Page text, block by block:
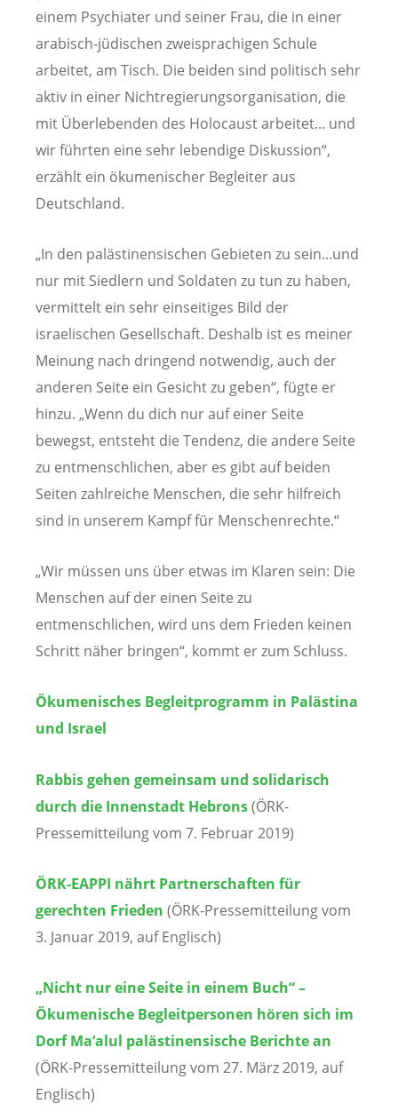
einem Psychiater und seiner Frau, die in einer
arabisch-jüdischen zweisprachigen Schule
arbeitet, am Tisch. Die beiden sind politisch sehr
aktiv in einer Nichtregierungsorganisation, die
mit Überlebenden des Holocaust arbeitet... und
wir führten eine sehr lebendige Diskussion“,
erzählt ein ökumenischer Begleiter aus
Deutschland.
„In den palästinensischen Gebieten zu sein...und
nur mit Siedlern und Soldaten zu tun zu haben,
vermittelt ein sehr einseitiges Bild der
israelischen Gesellschaft. Deshalb ist es meiner
Meinung nach dringend notwendig, auch der
anderen Seite ein Gesicht zu geben“, fügte er
hinzu. „Wenn du dich nur auf einer Seite
bewegst, entsteht die Tendenz, die andere Seite
zu entmenschlichen, aber es gibt auf beiden
Seiten zahlreiche Menschen, die sehr hilfreich
sind in unserem Kampf für Menschenrechte.“
„Wir müssen uns über etwas im Klaren sein: Die
Menschen auf der einen Seite zu
entmenschlichen, wird uns dem Frieden keinen
Schritt näher bringen“, kommt er zum Schluss.
Ökumenisches Begleitprogramm in Palästina
und Israel
Rabbis gehen gemeinsam und solidarisch
durch die Innenstadt Hebrons(ÖRK-
Pressemitteilung vom 7. Februar 2019)
ÖRK-EAPPI nährt Partnerschaften für
gerechten Frieden (ÖRK-Pressemitteilung vom
3. Januar 2019, auf Englisch)
„Nicht nur eine Seite in einem Buch“ –
Ökumenische Begleitpersonen hören sich im
Dorf Ma‘alul palästinensische Berichte an
(ÖRK-Pressemitteilung vom 27. März 2019, auf
Englisch)